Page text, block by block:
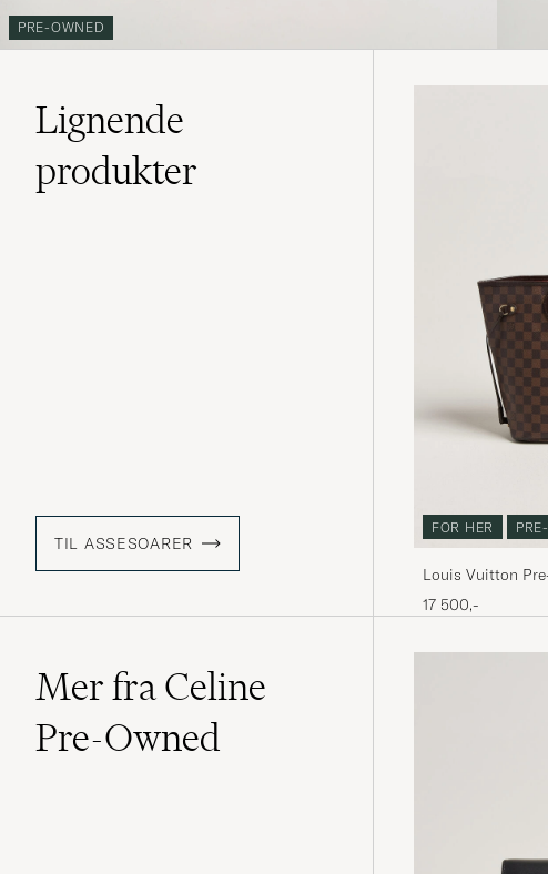
PRE-OWNED
Lignende
produkter
TIL ASSESOARER
FOR HER
Louis Vuitton
Ebene
17 500,-
Mer fra Celine
Pre-Owned